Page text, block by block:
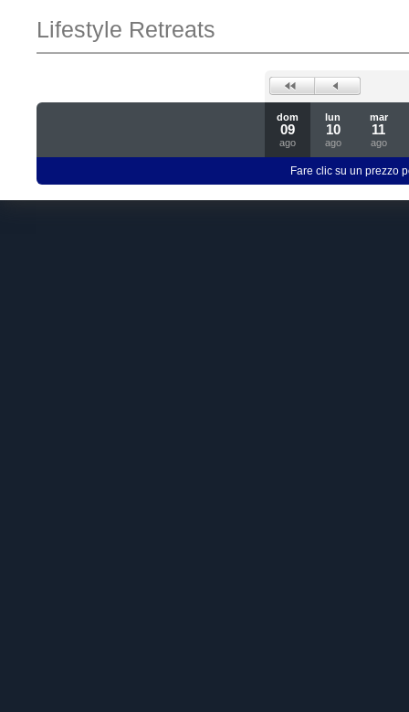
Lifestyle Retreats
dom
09
ago
lun
10
ago
mar
11
ago
Fare clic su un prezzo